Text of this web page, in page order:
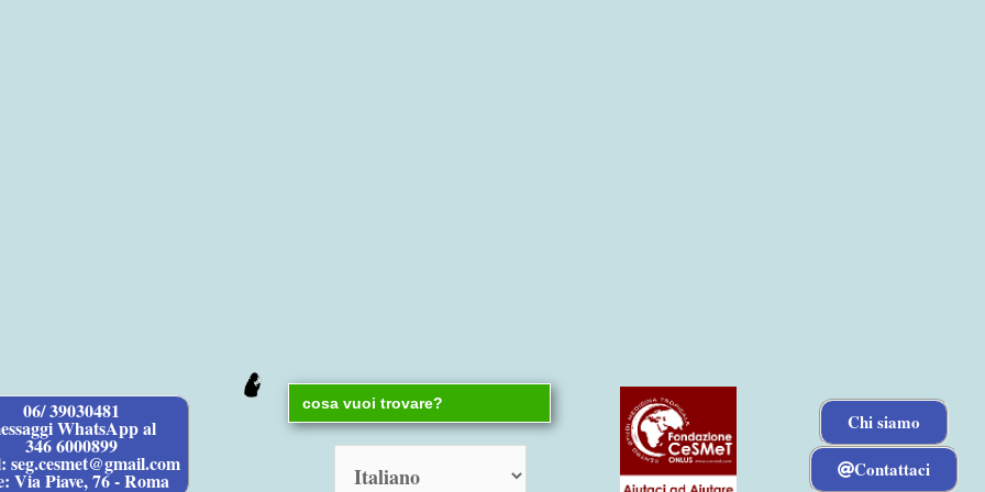
06/ 39030481
WhatsApp al
346 6000899
seg.cesmet@gmail.com
Via Piave, 76 - Roma
Search
for:
Chi siamo
Contattaci